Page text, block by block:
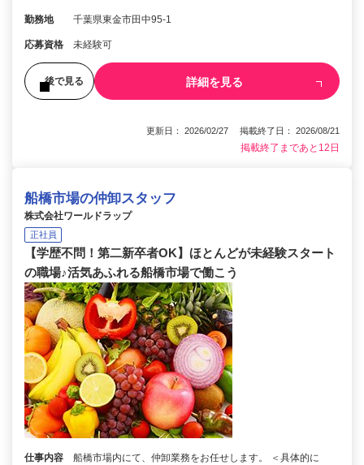
勤務地 千葉県東金市田中95-1
応募資格 未経験可
後で見る 詳細を見る
更新日： 2026/02/27 掲載終了日： 2026/08/21
掲載終了まであと12日
船橋市場の仲卸スタッフ
株式会社ワールドラップ
正社員
【学歴不問！第二新卒者OK】ほとんどが未経験スタート
の職場♪活気あふれる船橋市場で働こう
仕事内容
船橋市場内にて、仲卸業務をお任せします。 ＜具体的に